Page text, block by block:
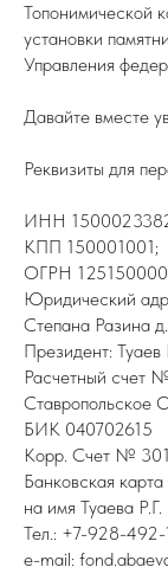
Топонимической
установки
Управления
Давайте вместе
Реквизиты для
ИНН
КПП 150001001;
ОГРН
Юридический
Степана Разина
Президент: Туаев
Расчетный счет
БИК 040702615
Корр. Счет №
Банковская
на имя Туаева Р.Г.
Тел.: +7-928-
е-mail: